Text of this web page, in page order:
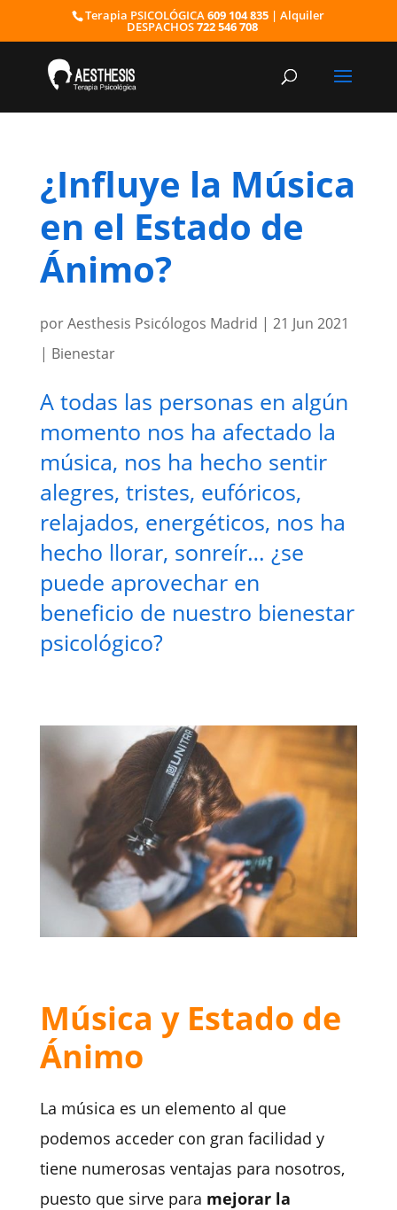
Terapia PSICOLÓGICA609 104 835 | Alquiler
DESPACHOS722 546 708
¿Influye la Música
en el Estado de
Ánimo?
porAesthesis Psicólogos Madrid | 21 Jun 2021
| Bienestar
A todas las personas en algún
momento nos ha afectado la
música, nos ha hecho sentir
alegres, tristes, eufóricos,
relajados, energéticos, nos ha
hecho llorar, sonreír… ¿se
puede aprovechar en
beneficio de nuestro bienestar
psicológico?
Música y Estado de
Ánimo
La música es un elemento al que
podemos acceder con gran facilidad y
tiene numerosas ventajas para nosotros,
puesto que sirve para mejorar la